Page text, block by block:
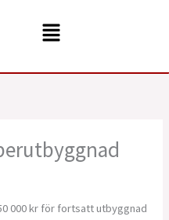
Menu
000 kr för fortsatt utbyggnad